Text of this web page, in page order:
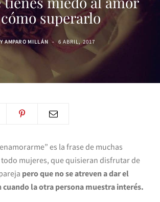
superarlo
AMPARO MILLÁN 6 ABRIL, 2017
es la frase de muchas
mujeres, que quisieran disfrutar de
pero que no se atreven a dar el
cuando la otra persona muestra interés.